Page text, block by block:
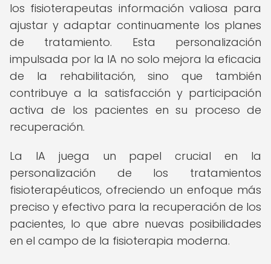
los fisioterapeutas información valiosa para
ajustar y adaptar continuamente los planes
de tratamiento. Esta personalización
impulsada por la IA no solo mejora la eficacia
de la rehabilitación, sino que también
contribuye a la satisfacción y participación
activa de los pacientes en su proceso de
recuperación.
La IA juega un papel crucial en la
personalización de los tratamientos
fisioterapéuticos, ofreciendo un enfoque más
preciso y efectivo para la recuperación de los
pacientes, lo que abre nuevas posibilidades
en el campo de la fisioterapia moderna.